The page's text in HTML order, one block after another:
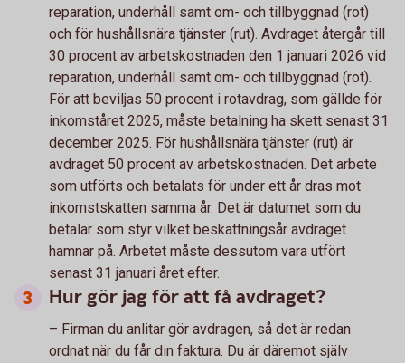
reparation, underhåll samt om- och tillbyggnad (rot)
och för hushållsnära tjänster (rut). Avdraget återgår till
30 procent av arbetskostnaden den 1 januari 2026 vid
reparation, underhåll samt om- och tillbyggnad (rot).
För att beviljas 50 procent i rotavdrag, som gällde för
inkomståret 2025, måste betalning ha skett senast 31
december 2025. För hushållsnära tjänster (rut) är
avdraget 50 procent av arbetskostnaden. Det arbete
som utförts och betalats för under ett år dras mot
inkomstskatten samma år. Det är datumet som du
betalar som styr vilket beskattningsår avdraget
hamnar på. Arbetet måste dessutom vara utfört
senast 31 januari året efter.
Hur gör jag för att få avdraget?
– Firman du anlitar gör avdragen, så det är redan
ordnat när du får din faktura. Du är däremot själv